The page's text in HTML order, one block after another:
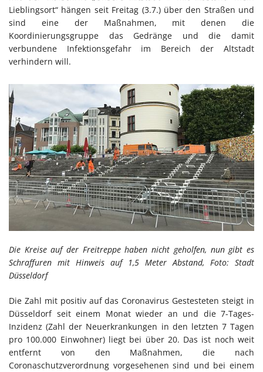
Lieblingsort“ hängen seit Freitag (3.7.) über den Straßen und
sind eine der Maßnahmen, mit denen die
Koordinierungsgruppe das Gedränge und die damit
verbundene Infektionsgefahr im Bereich der Altstadt
verhindern will.
Die Kreise auf der Freitreppe haben nicht geholfen, nun gibt es
Schraffuren mit Hinweis auf 1,5 Meter Abstand, Foto: Stadt
Düsseldorf
Die Zahl mit positiv auf das Coronavirus Gestesteten steigt in
Düsseldorf seit einem Monat wieder an und die 7-Tages-
Inzidenz (Zahl der Neuerkrankungen in den letzten 7 Tagen
pro 100.000 Einwohner) liegt bei über 20. Das ist noch weit
entfernt von den Maßnahmen, die nach
Coronaschutzverordnung vorgesehenen sind und bei einem